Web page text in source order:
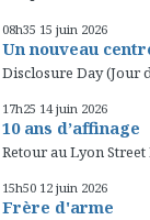
08h35 15 juin 2026
Un nouveau
Disclosure Day (Jour
17h25 14 juin 2026
10 ans d’affinage
Retour au Lyon
15h50 12 juin 2026
Frère d'arme